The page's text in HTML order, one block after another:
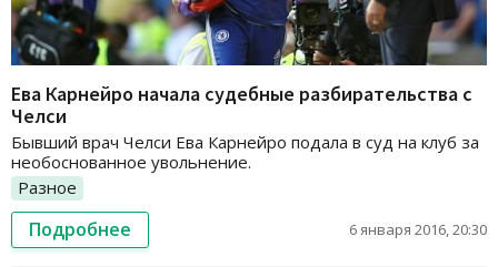
Ева Карнейро начала судебные разбирательства с
Челси
Бывший врач Челси Ева Карнейро подала в суд на клуб за
необоснованное увольнение.
Разное
Подробнее 6 января 2016, 20:30